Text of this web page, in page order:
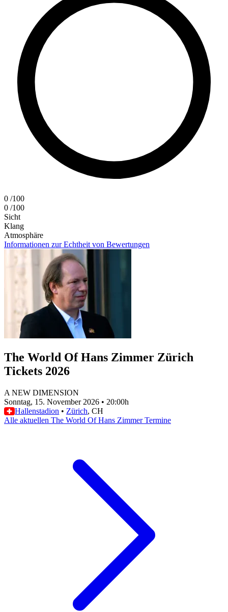
0 /100
0 /100
Sicht
Klang
Atmosphäre
Informationen zur Echtheit von Bewertungen
The World Of Hans Zimmer Zürich
Tickets 2026
A NEW DIMENSION
Sonntag, 15. November 2026 • 20:00h
Hallenstadion • Zürich, CH
Alle aktuellen The World Of Hans Zimmer Termine